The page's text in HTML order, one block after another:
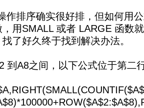
作排序确实很好排，但如何用
用SMALL 或者 LARGE 函数
了好久终于找到解决办法。
到A8之间，以下公式位于第二